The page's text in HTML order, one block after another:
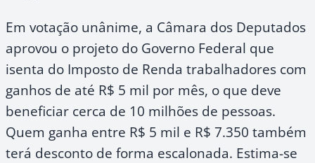
Em votação unânime, a Câmara dos Deputados
aprovou o projeto do Governo Federal que
isenta do Imposto de Renda trabalhadores com
ganhos de até R$ 5 mil por mês, o que deve
beneficiar cerca de 10 milhões de pessoas.
Quem ganha entre R$ 5 mil e R$ 7.350 também
terá desconto de forma escalonada. Estima-se